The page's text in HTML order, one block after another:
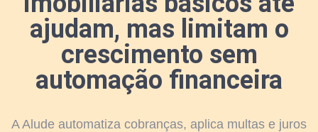
ajudam, mas limitam o
crescimento sem
automação financeira
A Alude automatiza cobranças, aplica multas e juros